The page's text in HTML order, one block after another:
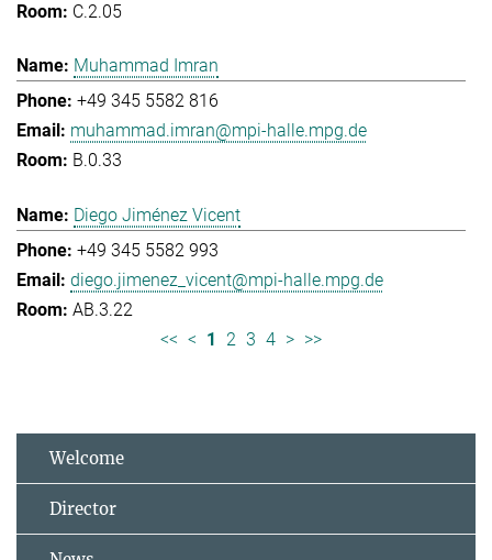
C.2.05
Muhammad Imran
+49 345 5582 816
muhammad.imran@mpi-halle.mpg.de
B.0.33
Diego Jiménez Vicent
+49 345 5582 993
diego.jimenez_vicent@mpi-halle.mpg.de
AB.3.22
<< < 1 2 3 4 > >>
Welcome
Director